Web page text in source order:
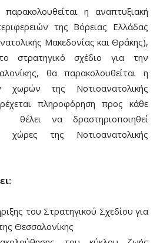
η αναπτυξιακή
της Βόρειας Ελλάδας
Μακεδονίας και Θράκης),
στρατηγικό σχέδιο για την
θα παρακολουθείται η
χωρών της Νοτιοανατολικής
πληροφόρηση προς κάθε
θέλει να δραστηριοποιηθεί
χώρες της Νοτιοανατολικής
του Στρατηγικού Σχεδίου για
Θεσσαλονίκης